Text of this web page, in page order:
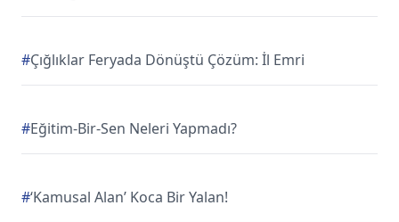
#Çığlıklar Feryada Dönüştü Çözüm: İl Emri
#Eğitim-Bir-Sen Neleri Yapmadı?
#‘Kamusal Alan’ Koca Bir Yalan!